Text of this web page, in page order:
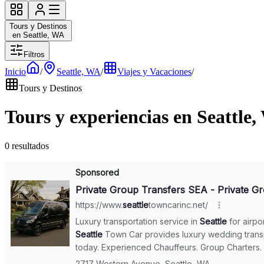
Tours y Destinos
en Seattle, WA
Filtros
Inicio / Seattle, WA/ Viajes y Vacaciones/
Tours y Destinos
Tours y experiencias en Seattle,
0 resultados